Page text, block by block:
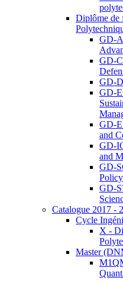
Diplôme de
GD-
GD-
GD-
GD-
GD-
and
GD-
and
GD-
Policy
GD-
Catalogue 2017 -
Cycle
X -
Master